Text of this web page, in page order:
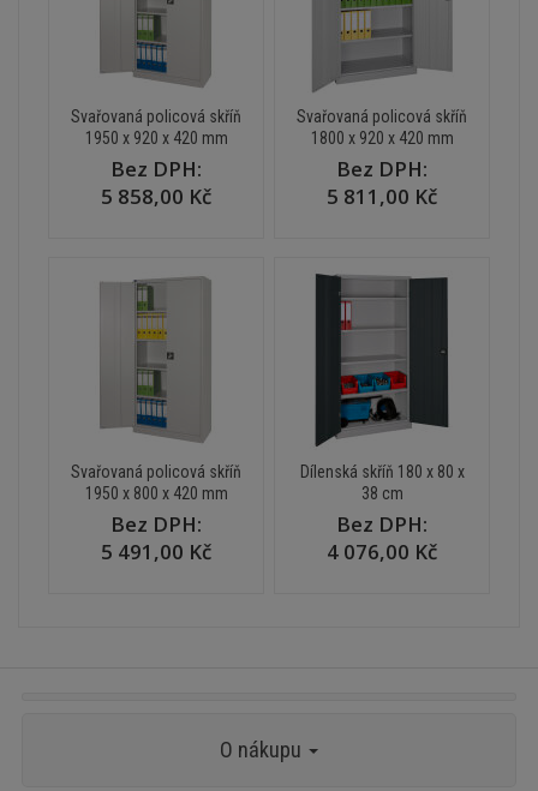
Svařovaná policová skříň
1950 x 920 x 420 mm
Bez DPH:
5 858,00 Kč
Svařovaná policová skříň
1800 x 920 x 420 mm
Bez DPH:
5 811,00 Kč
Svařovaná policová skříň
1950 x 800 x 420 mm
Bez DPH:
5 491,00 Kč
Dílenská skříň 180 x 80 x
38 cm
Bez DPH:
4 076,00 Kč
O nákupu